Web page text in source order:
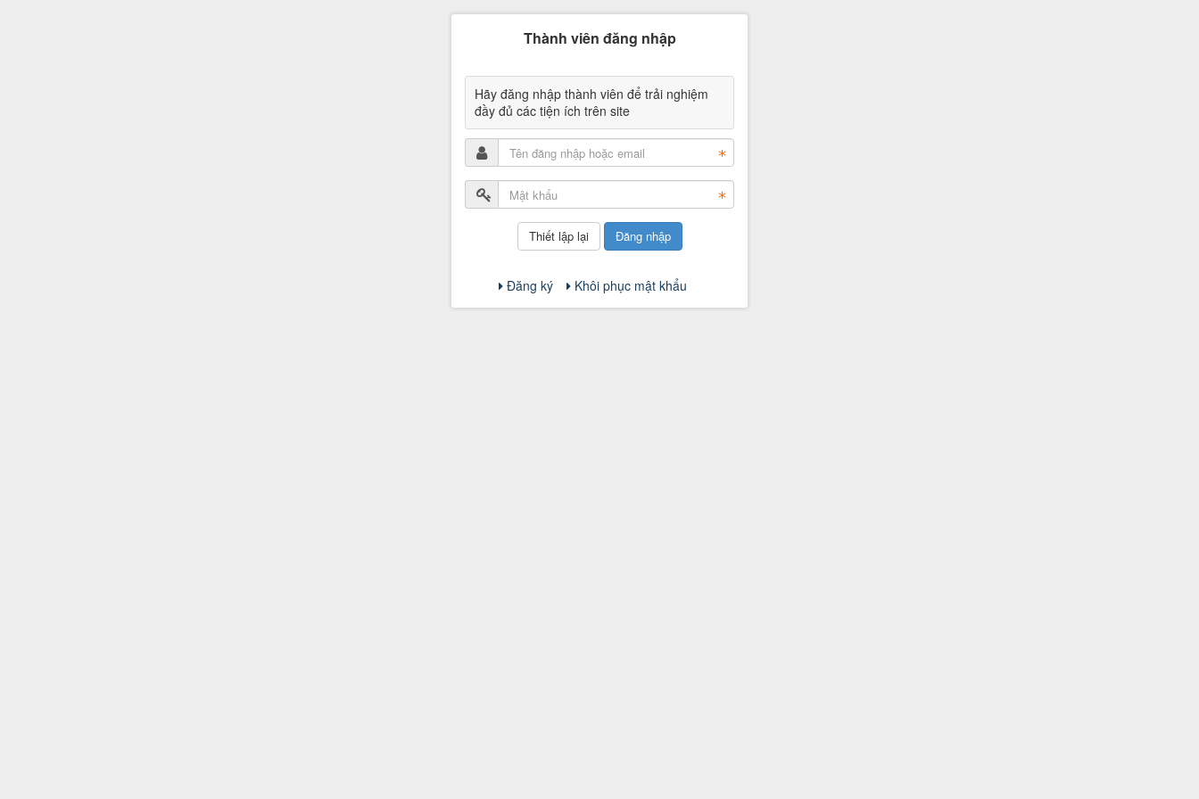
Thành viên đăng nhập
Hãy đăng nhập thành viên để trải nghiệm
đầy đủ các tiện ích trên site
Đăng nhập
Đăng ký Khôi phục mật khẩu